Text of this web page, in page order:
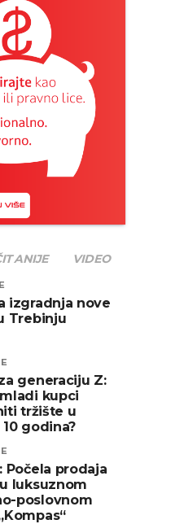
VIDEO
izgradnja nove
Trebinju
generaciju Z:
kupci
tržište u
godina?
Počela prodaja
luksuznom
poslovnom